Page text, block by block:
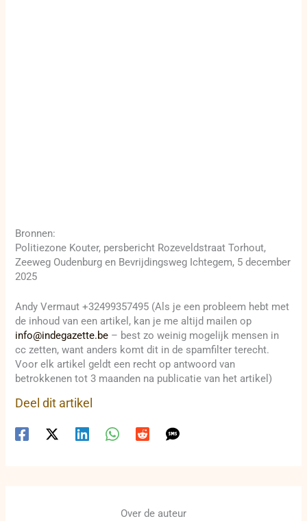
Bronnen:
Politiezone Kouter, persbericht Rozeveldstraat Torhout,
Zeeweg Oudenburg en Bevrijdingsweg Ichtegem, 5 december
2025
Andy Vermaut +32499357495 (Als je een probleem hebt met
de inhoud van een artikel, kan je me altijd mailen op
info@indegazette.be – best zo weinig mogelijk mensen in
cc zetten, want anders komt dit in de spamfilter terecht.
Voor elk artikel geldt een recht op antwoord van
betrokkenen tot 3 maanden na publicatie van het artikel)
Deel dit artikel
Over de auteur